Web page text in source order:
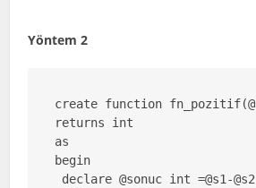
Yöntem 2
create function
returns int
as
begin
declare @sonuc int =@s1-@s2